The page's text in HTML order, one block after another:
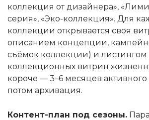
коллекция от дизайнера»,
серия», «Эко-коллекция». Для
коллекции открывается своя
описанием концепции,
съёмок коллекции) и
коллекционных витрин
короче — 3–6 месяцев
потом архивация.
Контент-план под сезоны.